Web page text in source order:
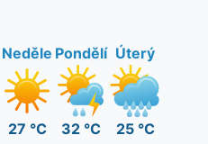
Neděle
27 °C
Pondělí
32 °C
Úterý
25 °C